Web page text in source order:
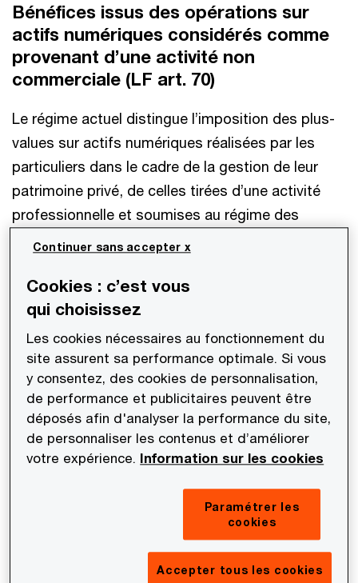
Bénéfices issus des opérations sur
actifs numériques considérés comme
provenant d’une activité non
commerciale (LF art. 70)
Le régime actuel distingue l’imposition des plus-
values sur actifs numériques réalisées par les
particuliers dans le cadre de la gestion de leur
patrimoine privé, de celles tirées d’une activité
professionnelle et soumises au régime des
bénéfices industriels et commerciaux («
En l’absence de définition légale, le caractère
« habituel » et « occasionnel » est utilisé par
l’administration fiscale afin de qualifier le
caractère professionnel de l’activité et
l’application du régime BIC corrélatif. Dans sa
doctrine fiscale, elle précise que ces critères
résultent de l’examen, au cas par cas, des
circonstances de fait dans lesquelles les
(e.g., délais séparant les dates d’achat et de
revente, nombre d’actifs numériques vendus, les
conditions de leur acquisition, etc.).
Cookies : c’est vous
qui choisissez
Les cookies nécessaires au fonctionnement du
site assurent sa performance optimale. Si vous
y consentez, des cookies de personnalisation,
de performance et publicitaires peuvent être
déposés afin d'analyser la performance du site,
de personnaliser les contenus et d’améliorer
votre expérience. Information sur les cookies
Paramétrer les
cookies
Accepter tous les cookies
Continuer sans accepter x